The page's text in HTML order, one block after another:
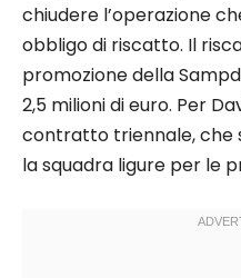
chiudere l’operazione
obbligo di riscatto. Il
promozione della
2,5 milioni di euro. Per
contratto triennale, che
la squadra ligure per le